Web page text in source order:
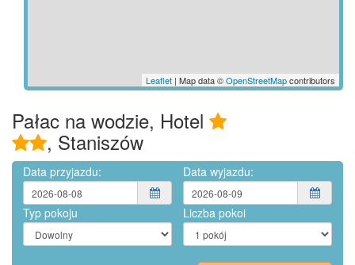
Leaflet | Map data ©OpenStreetMapcontributors
Pałac na wodzie, Hotel
, Staniszów
Data przyjazdu: Data wyjazdu:
Typ pokoju Liczba pokoi